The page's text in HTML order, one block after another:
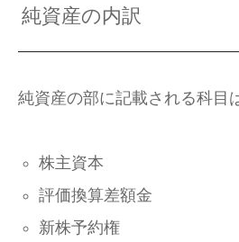
純資産の内訳
純資産の部に記載される科目
株主資本
評価換算差額金
新株予約権